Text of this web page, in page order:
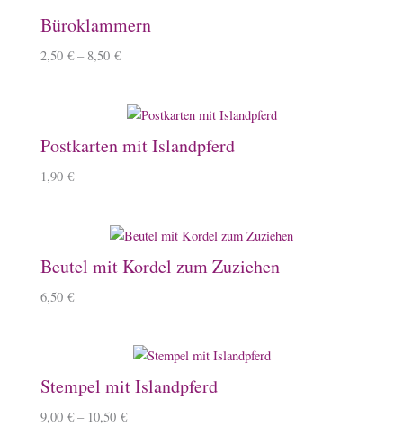
Büroklammern
2,50 € – 8,50 €
Postkarten mit Islandpferd
1,90 €
Beutel mit Kordel zum Zuziehen
6,50 €
Stempel mit Islandpferd
9,00 € – 10,50 €